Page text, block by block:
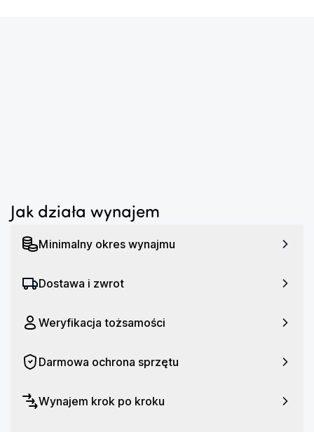
Jak działa wynajem
Minimalny okres wynajmu
Dostawa i zwrot
Weryfikacja tożsamości
Darmowa ochrona sprzętu
Wynajem krok po kroku